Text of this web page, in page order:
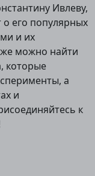
Ивлеву,
о его популярных
и их
можно найти
которые
а
и
к